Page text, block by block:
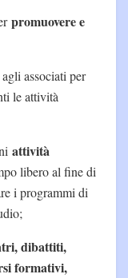
promuovere e
associati per
le attività
attività
libero al fine di
i programmi di
dibattiti,
formativi,